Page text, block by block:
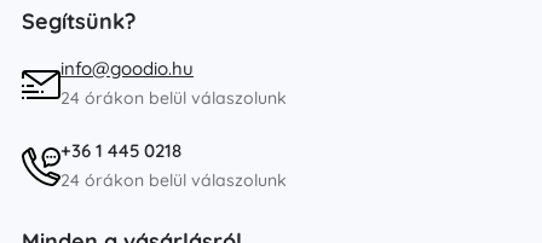
Segítsünk?
info@goodio.hu
24 órákon belül válaszolunk
+36 1 445 0218
24 órákon belül válaszolunk